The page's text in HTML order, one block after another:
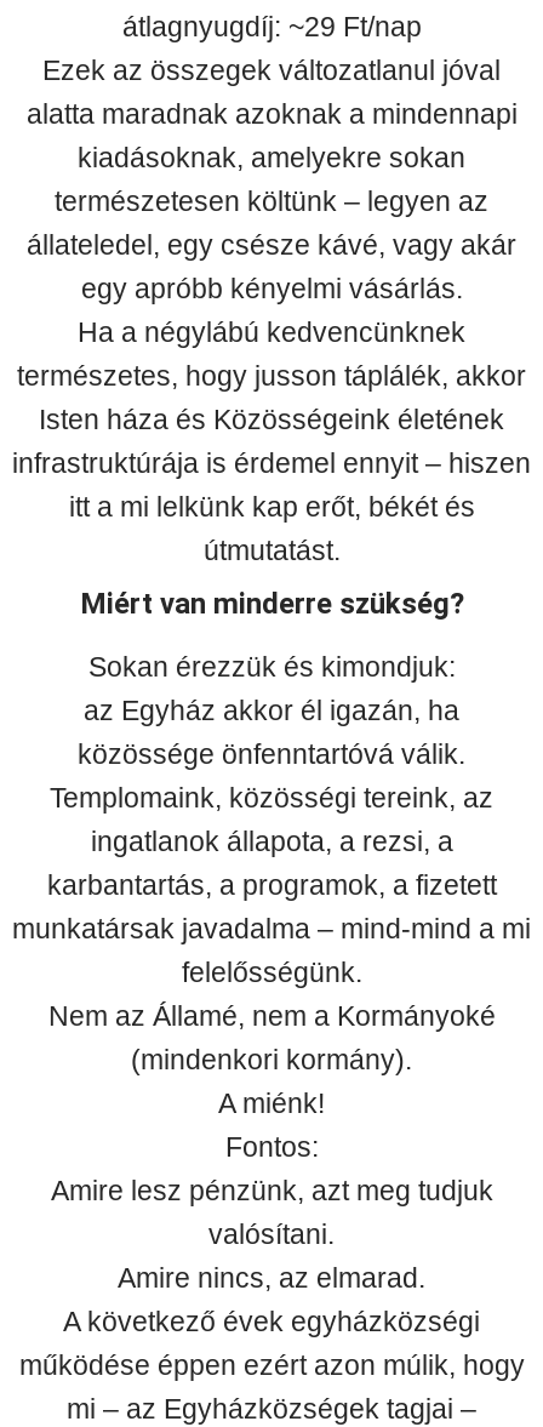
átlagnyugdíj: ~29 Ft/nap
Ezek az összegek változatlanul jóval
alatta maradnak azoknak a mindennapi
kiadásoknak, amelyekre sokan
természetesen költünk – legyen az
állateledel, egy csésze kávé, vagy akár
egy apróbb kényelmi vásárlás.
Ha a négylábú kedvencünknek
természetes, hogy jusson táplálék, akkor
Isten háza és Közösségeink életének
infrastruktúrája is érdemel ennyit – hiszen
itt a mi lelkünk kap erőt, békét és
útmutatást.
Miért van minderre szükség?
Sokan érezzük és kimondjuk:
az Egyház akkor él igazán, ha
közössége önfenntartóvá válik.
Templomaink, közösségi tereink, az
ingatlanok állapota, a rezsi, a
karbantartás, a programok, a fizetett
munkatársak javadalma – mind-mind a mi
felelősségünk.
Nem az Államé, nem a Kormányoké
(mindenkori kormány).
A miénk!
Fontos:
Amire lesz pénzünk, azt meg tudjuk
valósítani.
Amire nincs, az elmarad.
A következő évek egyházközségi
működése éppen ezért azon múlik, hogy
mi – az Egyházközségek tagjai –